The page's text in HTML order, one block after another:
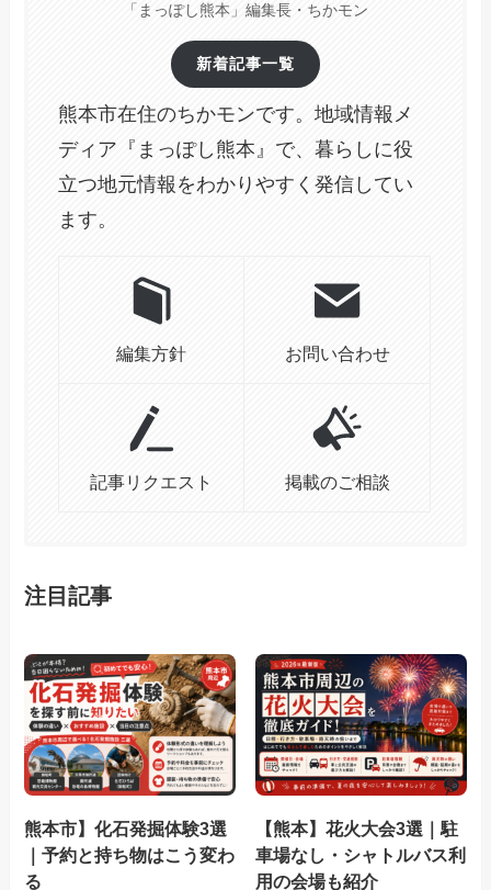
「まっぽし熊本」編集長・ちかモン
新着記事一覧
熊本市在住のちかモンです。地域情報メ
ディア『まっぽし熊本』で、暮らしに役
立つ地元情報をわかりやすく発信してい
ます。
編集方針 お問い合わせ
記事リクエスト 掲載のご相談
注目記事
熊本市】化石発掘体験3選
｜予約と持ち物はこう変わ
る
【熊本】花火大会3選｜駐
車場なし・シャトルバス利
用の会場も紹介